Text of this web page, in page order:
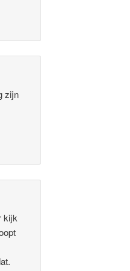
zijn
kijk